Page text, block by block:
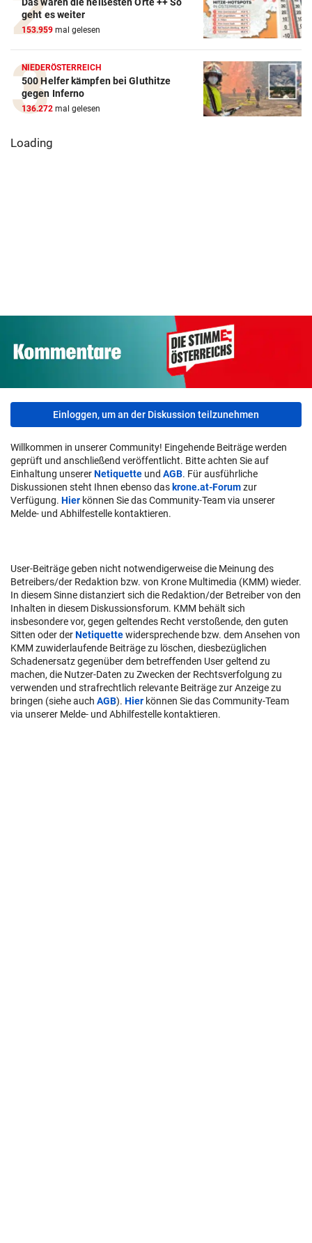
geht es weiter
153.959 mal gelesen
NIEDERÖSTERREICH
500 Helfer kämpfen bei Gluthitze
gegen Inferno
136.272 mal gelesen
Loading
Einloggen, um an der Diskussion teilzunehmen
Willkommen in unserer Community! Eingehende Beiträge werden
geprüft und anschließend veröffentlicht. Bitte achten Sie auf
Einhaltung unsererNetiquette und AGB. Für ausführliche
Diskussionen steht Ihnen ebenso das krone.at-Forumzur
Verfügung. Hier können Sie das Community-Team via unserer
Melde- und Abhilfestelle kontaktieren.
User-Beiträge geben nicht notwendigerweise die Meinung des
Betreibers/der Redaktion bzw. von Krone Multimedia (KMM) wieder.
In diesem Sinne distanziert sich die Redaktion/der Betreiber von den
Inhalten in diesem Diskussionsforum. KMM behält sich
insbesondere vor, gegen geltendes Recht verstoßende, den guten
Sitten oder derNetiquettewidersprechende bzw. dem Ansehen von
KMM zuwiderlaufende Beiträge zu löschen, diesbezüglichen
Schadenersatz gegenüber dem betreffenden User geltend zu
machen, die Nutzer-Daten zu Zwecken der Rechtsverfolgung zu
verwenden und strafrechtlich relevante Beiträge zur Anzeige zu
bringen (siehe auch AGB). Hier können Sie das Community-Team
via unserer Melde- und Abhilfestelle kontaktieren.